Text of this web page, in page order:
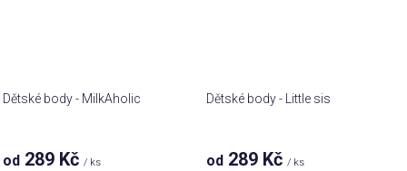
Dětské body - MilkAholic
od 289 Kč/ ks
Dětské body - Little sis
od 289 Kč/ ks